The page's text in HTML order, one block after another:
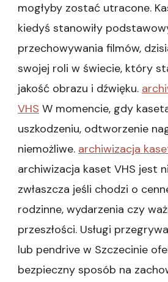
mogłyby zostać utracone.
kiedyś stanowiły
przechowywania filmów,
swojej roli w świecie, który
jakość obrazu i dźwięku.
VHS W momencie, gdy
uszkodzeniu, odtworzenie
niemożliwe. archiwizacja
archiwizacja kaset VHS jest
zwłaszcza jeśli chodzi o
rodzinne, wydarzenia czy
przeszłości. Usługi
lub pendrive w Szczecinie
bezpieczny sposób na